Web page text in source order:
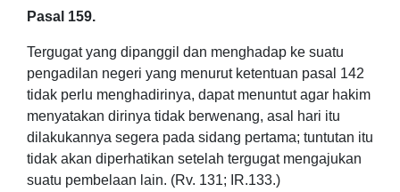
Pasal 159.
Tergugat yang dipanggil dan menghadap ke suatu
pengadilan negeri yang menurut ketentuan pasal 142
tidak perlu menghadirinya, dapat menuntut agar hakim
menyatakan dirinya tidak berwenang, asal hari itu
dilakukannya segera pada sidang pertama; tuntutan itu
tidak akan diperhatikan setelah tergugat mengajukan
suatu pembelaan lain. (Rv. 131; IR.133.)